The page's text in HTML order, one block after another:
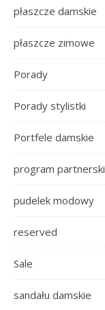
płaszcze damskie
płaszcze zimowe
Porady
Porady stylistki
Portfele damskie
program partnerski
pudelek modowy
reserved
Sale
sandału damskie